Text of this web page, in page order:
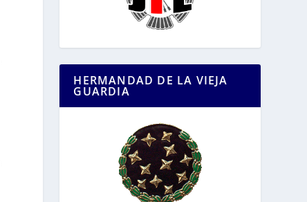
HERMANDAD DE LA VIEJA
GUARDIA